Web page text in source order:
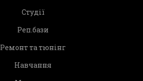
Студії
Реп.бази
Ремонт та тюнінг
Навчання